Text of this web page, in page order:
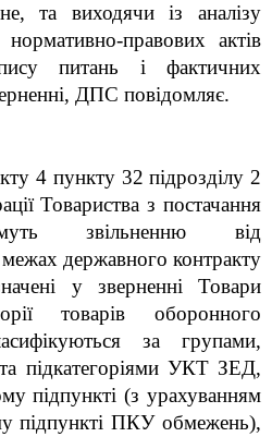
та виходячи із аналізу
правових актів
питань і фактичних
ДПС повідомляє.
4 пункту 32 підрозділу 2
Товариства з постачання
звільненню від
державного контракту
у зверненні Товари
товарів оборонного
за групами,
підкатегоріями УКТ ЗЕД,
підпункті (з урахуванням
підпункті ПКУ обмежень),